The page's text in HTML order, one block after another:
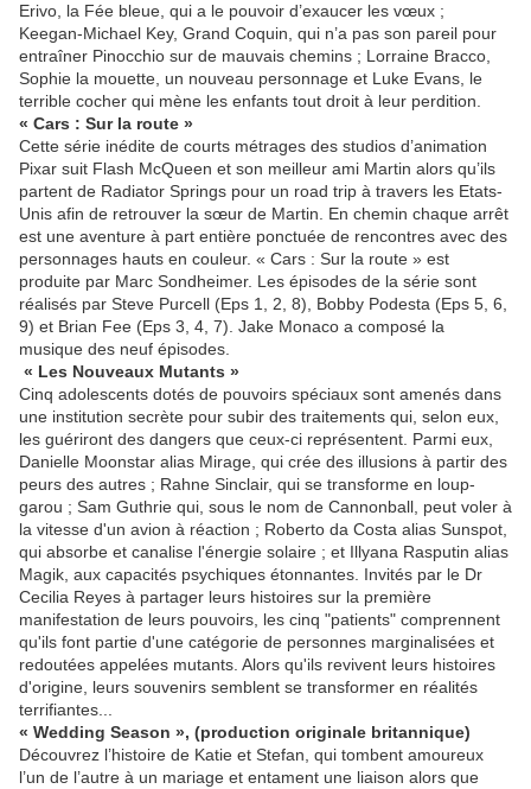
Erivo, la Fée bleue, qui a le pouvoir d’exaucer les vœux ;
Keegan-Michael Key, Grand Coquin, qui n’a pas son pareil pour
entraîner Pinocchio sur de mauvais chemins ; Lorraine Bracco,
Sophie la mouette, un nouveau personnage et Luke Evans, le
terrible cocher qui mène les enfants tout droit à leur perdition.
« Cars : Sur la route »
Cette série inédite de courts métrages des studios d’animation
Pixar suit Flash McQueen et son meilleur ami Martin alors qu’ils
partent de Radiator Springs pour un road trip à travers les Etats-
Unis afin de retrouver la sœur de Martin. En chemin chaque arrêt
est une aventure à part entière ponctuée de rencontres avec des
personnages hauts en couleur. « Cars : Sur la route » est
produite par Marc Sondheimer. Les épisodes de la série sont
réalisés par Steve Purcell (Eps 1, 2, 8), Bobby Podesta (Eps 5, 6,
9) et Brian Fee (Eps 3, 4, 7). Jake Monaco a composé la
musique des neuf épisodes.
« Les Nouveaux Mutants »
Cinq adolescents dotés de pouvoirs spéciaux sont amenés dans
une institution secrète pour subir des traitements qui, selon eux,
les guériront des dangers que ceux-ci représentent. Parmi eux,
Danielle Moonstar alias Mirage, qui crée des illusions à partir des
peurs des autres ; Rahne Sinclair, qui se transforme en loup-
garou ; Sam Guthrie qui, sous le nom de Cannonball, peut voler à
la vitesse d'un avion à réaction ; Roberto da Costa alias Sunspot,
qui absorbe et canalise l'énergie solaire ; et Illyana Rasputin alias
Magik, aux capacités psychiques étonnantes. Invités par le Dr
Cecilia Reyes à partager leurs histoires sur la première
manifestation de leurs pouvoirs, les cinq "patients" comprennent
qu'ils font partie d'une catégorie de personnes marginalisées et
redoutées appelées mutants. Alors qu'ils revivent leurs histoires
d'origine, leurs souvenirs semblent se transformer en réalités
terrifiantes...
« Wedding Season », (production originale britannique)
Découvrez l’histoire de Katie et Stefan, qui tombent amoureux
l’un de l’autre à un mariage et entament une liaison alors que